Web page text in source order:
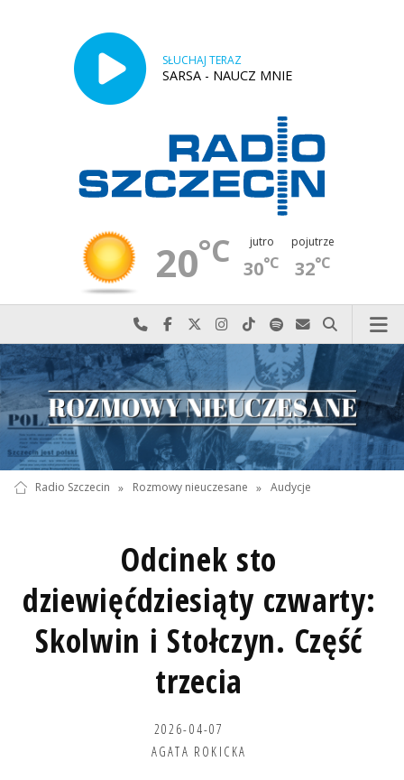
SŁUCHAJ TERAZ
SARSA - NAUCZ MNIE
20°C jutro
30°C
pojutrze
32°C
Najlepiej po prostu do nas zadzwoń
Odwiedź nas na Facebook-u
Odwiedź nas na X
Odwiedź nas na Instagram-ie
Odwiedź nas na TikTok-u
Szukaj nas na Spotify
Wyślij do nas
Szukaj
Radio Szczecin » Rozmowy nieuczesane » Audycje
Odcinek sto
dziewięćdziesiąty czwarty:
Skolwin i Stołczyn. Część
trzecia
2026-04-07
AGATA ROKICKA